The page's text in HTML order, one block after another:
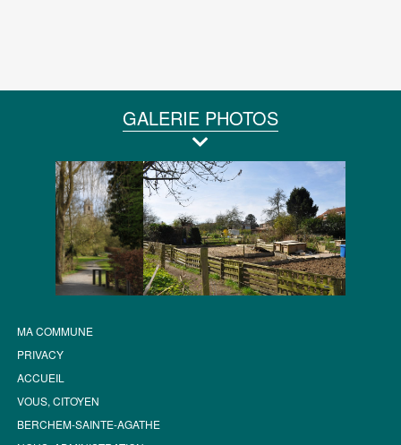
GALERIE PHOTOS
MA COMMUNE
PRIVACY
ACCUEIL
VOUS, CITOYEN
BERCHEM-SAINTE-AGATHE